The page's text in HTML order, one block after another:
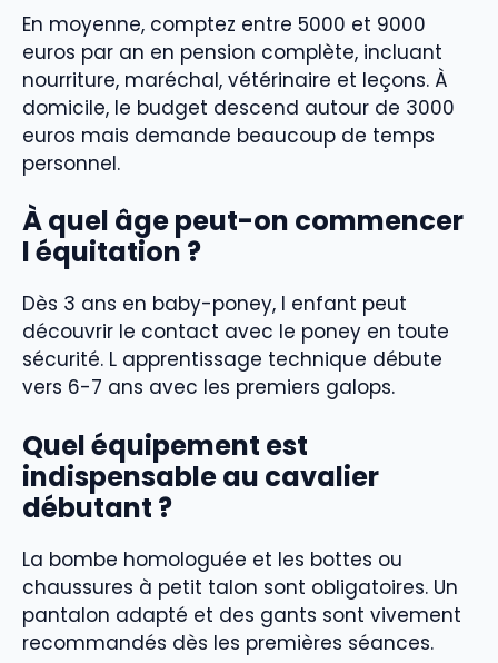
En moyenne, comptez entre 5000 et 9000
euros par an en pension complète, incluant
nourriture, maréchal, vétérinaire et leçons. À
domicile, le budget descend autour de 3000
euros mais demande beaucoup de temps
personnel.
À quel âge peut-on commencer
l équitation ?
Dès 3 ans en baby-poney, l enfant peut
découvrir le contact avec le poney en toute
sécurité. L apprentissage technique débute
vers 6-7 ans avec les premiers galops.
Quel équipement est
indispensable au cavalier
débutant ?
La bombe homologuée et les bottes ou
chaussures à petit talon sont obligatoires. Un
pantalon adapté et des gants sont vivement
recommandés dès les premières séances.